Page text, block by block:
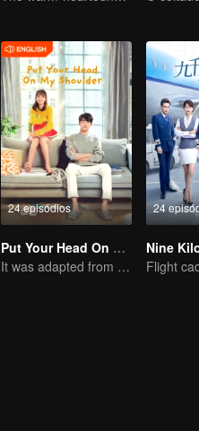
24 episódios
Put Your Head On My Shoulder (Eng Dub)
It was adapted from the same series of novels as "A Love so Beautiful"
24